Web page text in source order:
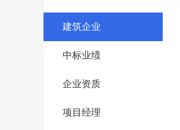
建筑企业
中标业绩
企业资质
项目经理